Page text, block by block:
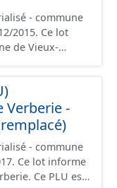
il est
font foi et sont
- commune
Ce lot
de Vieux-
de
des
Malgré
il est
font foi et sont
Verberie -
- commune
Ce PLU est